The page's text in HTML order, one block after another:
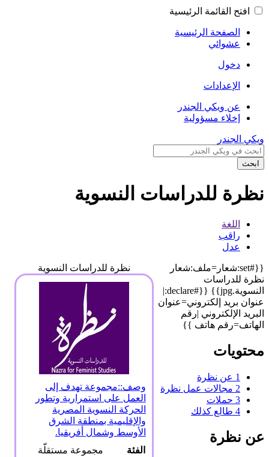
افتح القائمة الرئيسية
الصفحة الرئيسية
عشوائي
دخول
الإعدادات
عن ويكي الجندر
إخلاء مسؤولية
ويكي الجندر
ابحث
نظرة للدراسات النسوية
اللغة
راقب
عدل
نظرة للدراسات النسوية
وصف::مجموعة تهدف إلى
العمل على استمرارية وتطور
الحركة النسوية المصرية
والإقليمية بمنطقة الشرق
الأوسط وشمال أفريقيا.
الفئة
مجموعة مستقلّة
{{#set:شعار=ملف:شعار
نظرة للدراسات
النسوية.jpg}} {{#declare:|
عنوان بريد إلكتروني=عنوان
البريد الإلكتروني |رقم
الهاتف=رقم هاتف }}
محتويات
1 عن نظرة
2 مجالات عمل نظرة
3 حملات
4 طالع كذلك
عن نظرة